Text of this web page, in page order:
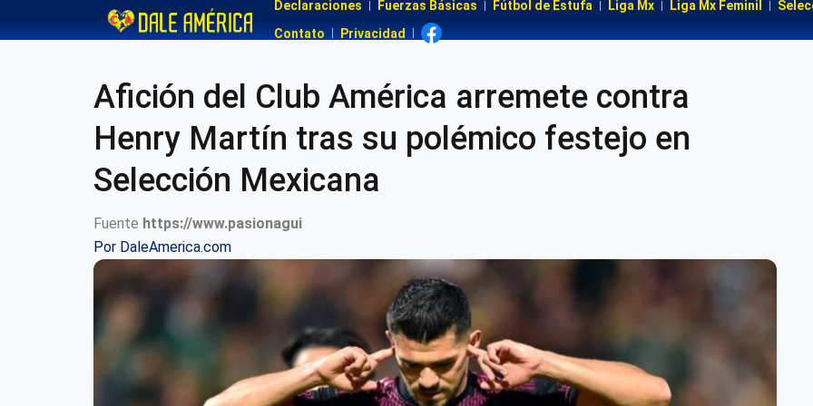
Declaraciones Fuerzas Básicas Fútbol de Estufa Liga Mx Liga Mx Feminil
Contato
Privacidad
Afición del Club América arremete contra
Henry Martín tras su polémico festejo en
Selección Mexicana
Fuente https://www.pasionagui
Por DaleAmerica.com